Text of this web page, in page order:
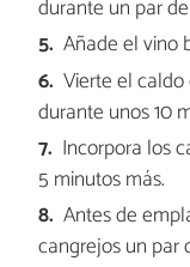
durante un par
Añade el vino
Vierte el
durante unos 10
Incorpora los
5 minutos más.
Antes de
cangrejos un par